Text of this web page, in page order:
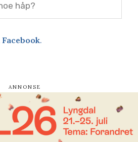
håp?
Facebook.